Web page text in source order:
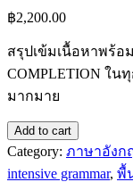
฿2,200.00
สรุปเข้มเนื้อหาพร้อ
COMPLETION ใน
มากมาย
SENTENCE
COMPLETION
quantity
Add to cart
Category: ภาษาอังก
intensive grammar, พื้